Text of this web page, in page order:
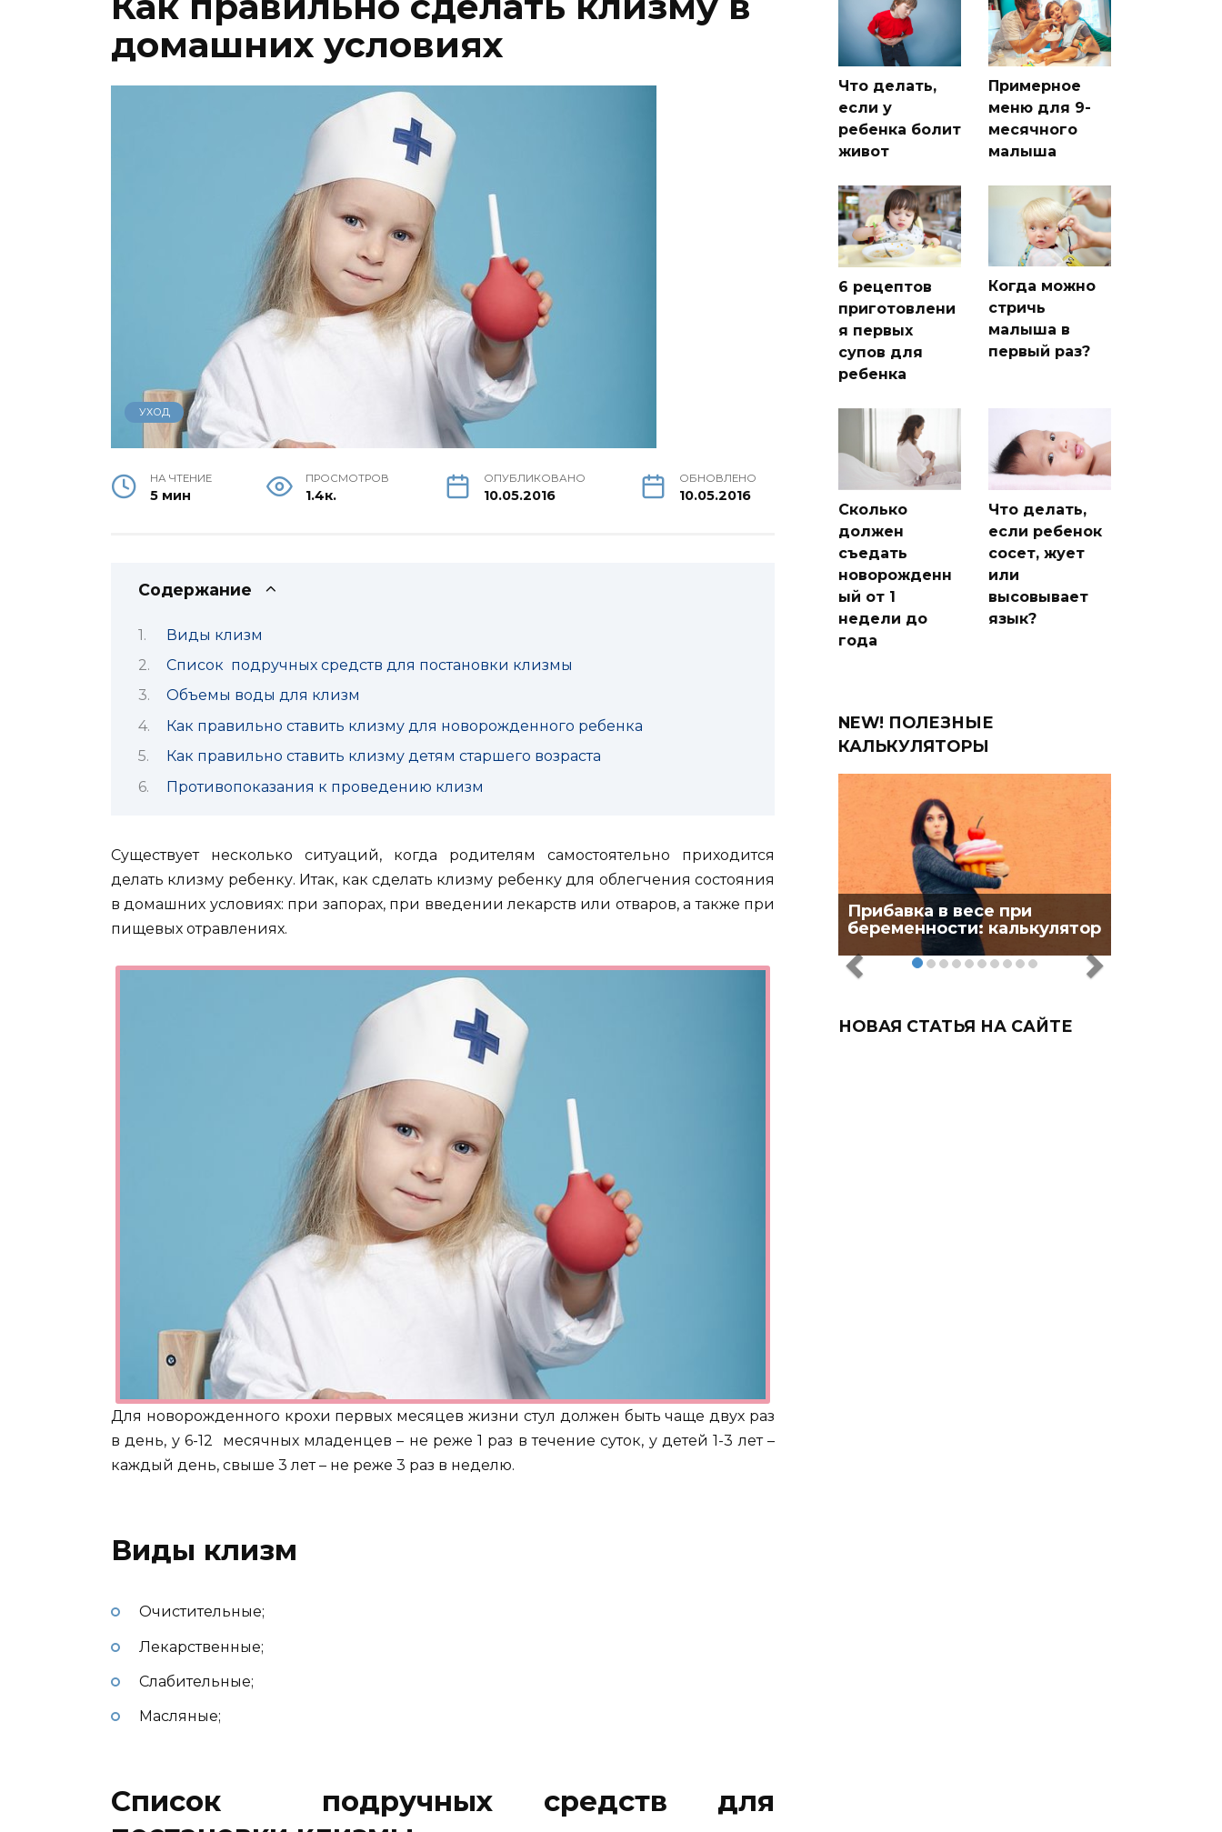
домашних условиях
УХОД
НА ЧТЕНИЕ
5 мин
ПРОСМОТРОВ
1.4к.
ОПУБЛИКОВАНО
10.05.2016
ОБНОВЛЕНО
10.05.2016
Содержание
Виды клизм
Список подручных средств для постановки клизмы
Объемы воды для клизм
Как правильно ставить клизму для новорожденного ребенка
Как правильно ставить клизму детям старшего возраста
Противопоказания к проведению клизм
Существует несколько ситуаций, когда родителям самостоятельно приходится
делать клизму ребенку. Итак, как сделать клизму ребенку для облегчения состояния
в домашних условиях: при запорах, при введении лекарств или отваров, а также при
пищевых отравлениях.
Для новорожденного крохи первых месяцев жизни стул должен быть чаще двух раз
в день, у 6-12 месячных младенцев – не реже 1 раз в течение суток, у детей 1-3 лет –
каждый день, свыше 3 лет – не реже 3 раз в неделю.
Виды клизм
Очистительные;
Лекарственные;
Слабительные;
Масляные;
Список подручных средств для
Что делать,
если у
ребенка болит
живот
Примерное
меню для 9-
месячного
малыша
6 рецептов
приготовлени
я первых
супов для
ребенка
Когда можно
стричь
малыша в
первый раз?
Сколько
должен
съедать
новорожденн
ый от 1
недели до
года
Что делать,
если ребенок
сосет, жует
или
высовывает
язык?
NEW! ПОЛЕЗНЫЕ
КАЛЬКУЛЯТОРЫ
Прибавка в весе при
беременности: калькулятор
НОВАЯ СТАТЬЯ НА САЙТЕ